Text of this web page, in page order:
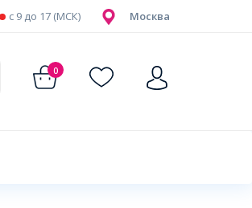
Москва
c 9 до 17 (МСК)
0